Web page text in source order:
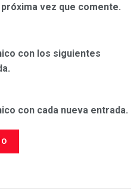
vez que comente.
con los siguientes
con cada nueva entrada.